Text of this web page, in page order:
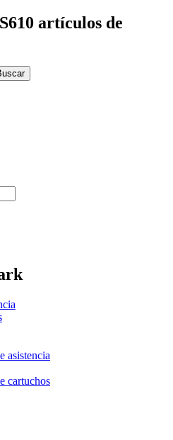
artículos de
asistencia
cartuchos